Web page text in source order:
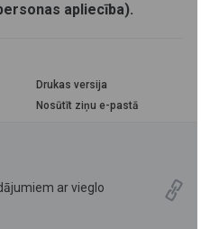
apliecība).
Drukas versija
Nosūtīt ziņu e-pastā
ar vieglo